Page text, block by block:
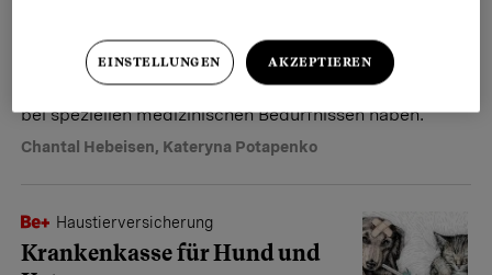
läuft hier anders als in Ihrem Heimatland. Wir möchten
Ihnen helfen, dass Sie sich möglichst rasch
zurechtfinden, wenn Sie Fragen zum Arztbesuch oder
bei speziellen medizinischen Bedürfnissen haben.
Chantal Hebeisen, Kateryna Potapenko
Haustierversicherung
Krankenkasse für Hund und
EINSTELLUNGEN AKZEPTIEREN